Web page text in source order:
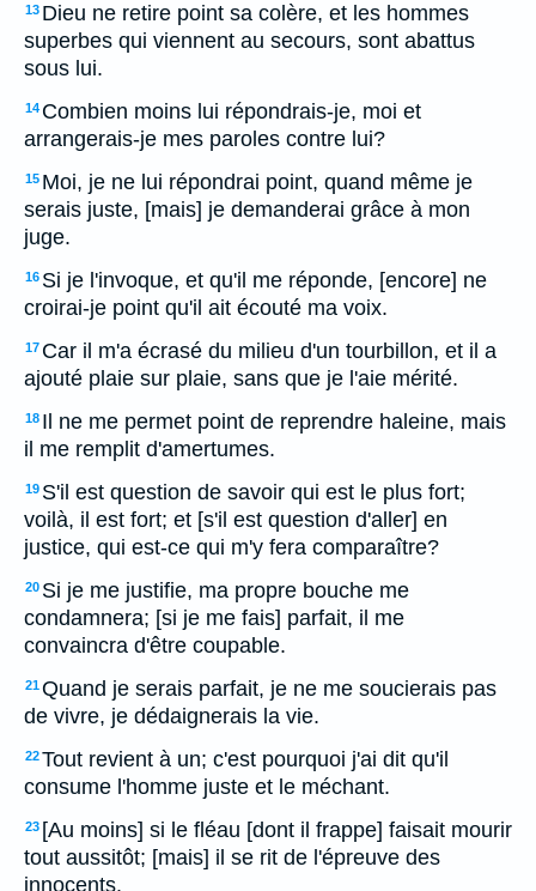
13 Dieu ne retire point sa colère, et les hommes
superbes qui viennent au secours, sont abattus
sous lui.
14 Combien moins lui répondrais-je, moi et
arrangerais-je mes paroles contre lui?
15 Moi, je ne lui répondrai point, quand même je
serais juste, [mais] je demanderai grâce à mon
juge.
16 Si je l'invoque, et qu'il me réponde, [encore] ne
croirai-je point qu'il ait écouté ma voix.
17 Car il m'a écrasé du milieu d'un tourbillon, et il a
ajouté plaie sur plaie, sans que je l'aie mérité.
18 Il ne me permet point de reprendre haleine, mais
il me remplit d'amertumes.
19 S'il est question de savoir qui est le plus fort;
voilà, il est fort; et [s'il est question d'aller] en
justice, qui est-ce qui m'y fera comparaître?
20 Si je me justifie, ma propre bouche me
condamnera; [si je me fais] parfait, il me
convaincra d'être coupable.
21Quand je serais parfait, je ne me soucierais pas
de vivre, je dédaignerais la vie.
22Tout revient à un; c'est pourquoi j'ai dit qu'il
consume l'homme juste et le méchant.
23 [Au moins] si le fléau [dont il frappe] faisait mourir
tout aussitôt; [mais] il se rit de l'épreuve des
innocents.